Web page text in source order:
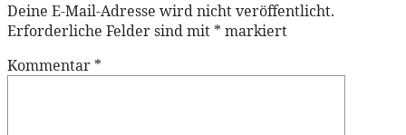
Deine E-Mail-Adresse wird nicht veröffentlicht.
Erforderliche Felder sind mit * markiert
Kommentar *